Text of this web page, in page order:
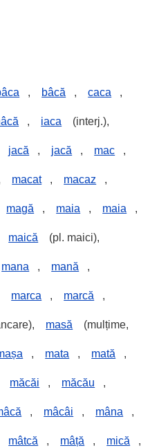
, bâcă , caca ,
, iaca (interj.),
jacă , jacă , mac ,
macat , macaz ,
magă , maia , maia ,
maică (pl. maici),
mana , mană ,
marca , marcă ,
masă (mulțime,
, mata , mată ,
măcăi , măcău ,
, mâcâi , mâna ,
mâtcă , mâță , mică ,